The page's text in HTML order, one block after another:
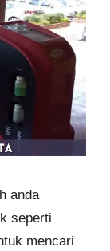
anda
seperti
mencari